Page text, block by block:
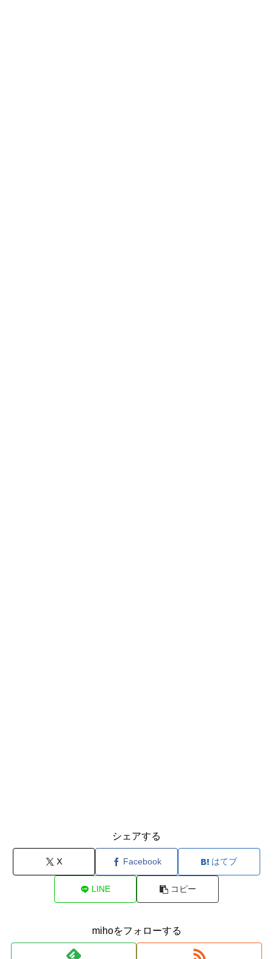
シェアする
X Facebook はてブ
LINE コピー
mihoをフォローする